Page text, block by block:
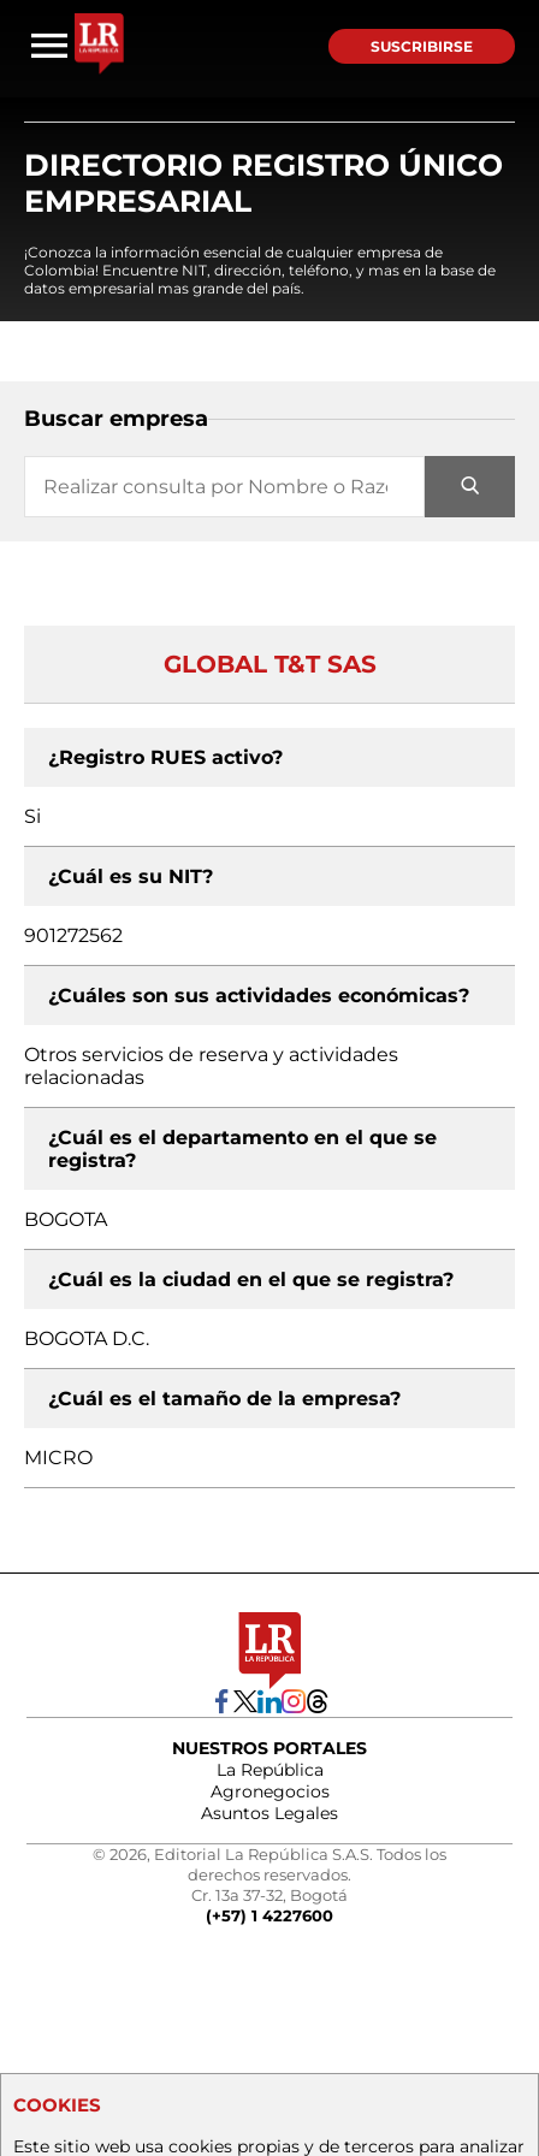
SUSCRIBIRSE
DIRECTORIO REGISTRO ÚNICO
EMPRESARIAL
¡Conozca la información esencial de cualquier empresa de
Colombia! Encuentre NIT, dirección, teléfono, y mas en la base de
datos empresarial mas grande del país.
Buscar empresa
GLOBAL T&T SAS
¿Registro RUES activo?
Si
¿Cuál es su NIT?
901272562
¿Cuáles son sus actividades económicas?
Otros servicios de reserva y actividades
relacionadas
¿Cuál es el departamento en el que se
registra?
BOGOTA
¿Cuál es la ciudad en el que se registra?
BOGOTA D.C.
¿Cuál es el tamaño de la empresa?
MICRO
NUESTROS PORTALES
La República
Agronegocios
Asuntos Legales
© 2026, Editorial La República S.A.S. Todos los
derechos reservados.
Cr. 13a 37-32, Bogotá
(+57) 1 4227600
COOKIES
Este sitio web usa cookies propias y de terceros para analizar